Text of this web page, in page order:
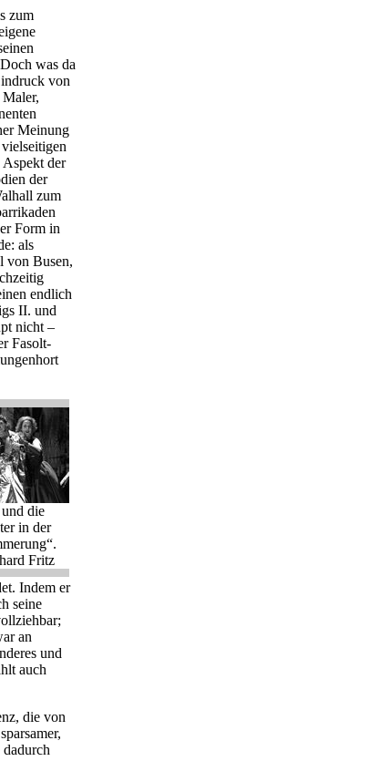
zum
was da
von
Meinung
der
der
zum
Form in
als
von Busen,
endlich
II. und
nicht –
Fasolt-
die
in der
Fritz
Indem er
seine
an
und
auch
die von